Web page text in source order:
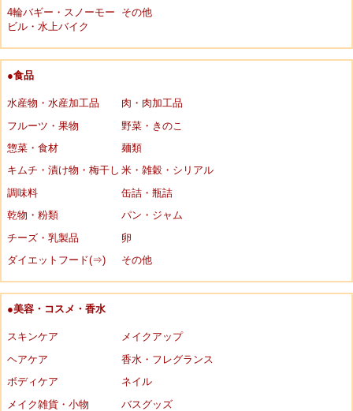
4輪バギー・スノーモー
ビル・水上バイク
その他
●食品
水産物・水産加工品
肉・肉加工品
フルーツ・果物
野菜・きのこ
惣菜・食材
麺類
キムチ・漬け物・梅干し 米・雑穀・シリアル
調味料
缶詰・瓶詰
乾物・粉類
パン・ジャム
チーズ・乳製品
卵
ダイエットフード(⇒)
その他
●美容・コスメ・香水
スキンケア
メイクアップ
ヘアケア
香水・フレグランス
ボディケア
ネイル
メイク雑貨・小物
バスグッズ